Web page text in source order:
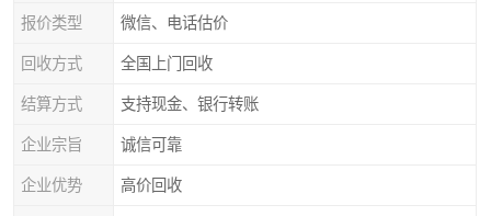
报价类型 微信、电话估价
回收方式 全国上门回收
结算方式 支持现金、银行转账
企业宗旨 诚信可靠
企业优势 高价回收